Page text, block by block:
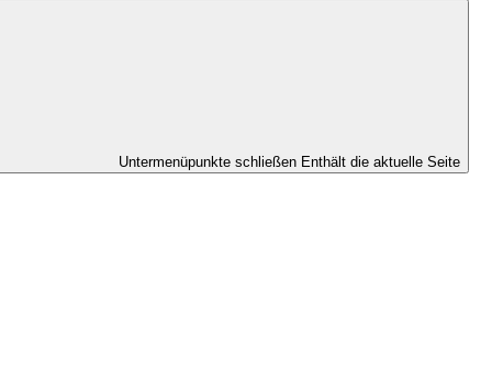
Untermenüpunkte schließen Enthält die aktuelle Seite